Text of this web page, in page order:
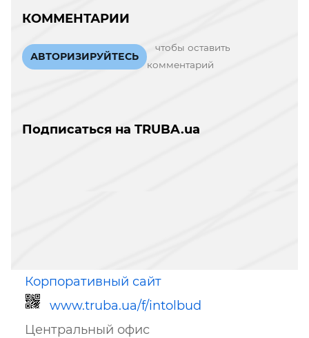
КОММЕНТАРИИ
АВТОРИЗИРУЙТЕСЬ
чтобы оставить
комментарий
Подписаться на TRUBA.ua
Корпоративный сайт
www.truba.ua/f/intolbud
Центральный офис